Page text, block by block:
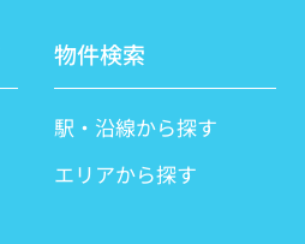
物件検索
駅・沿線から探す
エリアから探す